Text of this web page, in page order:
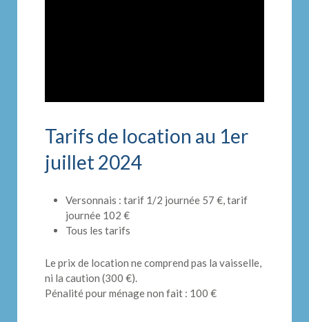
Tarifs de location au 1er
juillet 2024
Versonnais : tarif 1/2 journée 57 €, tarif
journée 102 €
Tous les tarifs
Le prix de location ne comprend pas la vaisselle,
ni la caution (300 €).
Pénalité pour ménage non fait : 100 €